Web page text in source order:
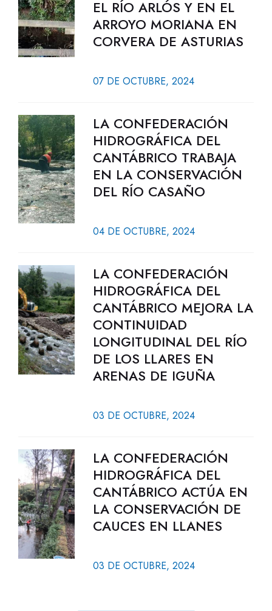
EL RÍO ARLÓS Y EN EL
ARROYO MORIANA EN
CORVERA DE ASTURIAS
07 DE OCTUBRE, 2024
LA CONFEDERACIÓN
HIDROGRÁFICA DEL
CANTÁBRICO TRABAJA
EN LA CONSERVACIÓN
DEL RÍO CASAÑO
04 DE OCTUBRE, 2024
LA CONFEDERACIÓN
HIDROGRÁFICA DEL
CANTÁBRICO MEJORA LA
CONTINUIDAD
LONGITUDINAL DEL RÍO
DE LOS LLARES EN
ARENAS DE IGUÑA
03 DE OCTUBRE, 2024
LA CONFEDERACIÓN
HIDROGRÁFICA DEL
CANTÁBRICO ACTÚA EN
LA CONSERVACIÓN DE
CAUCES EN LLANES
03 DE OCTUBRE, 2024